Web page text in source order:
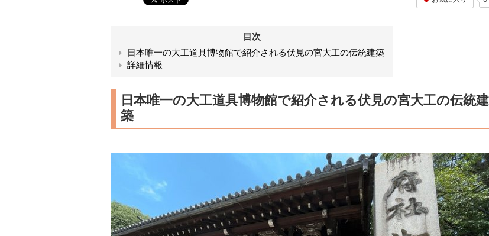
目次
日本唯一の大工道具博物館で紹介される伏見の宮大工の伝統建築
詳細情報
日本唯一の大工道具博物館で紹介される伏見の宮大工の伝統建
築